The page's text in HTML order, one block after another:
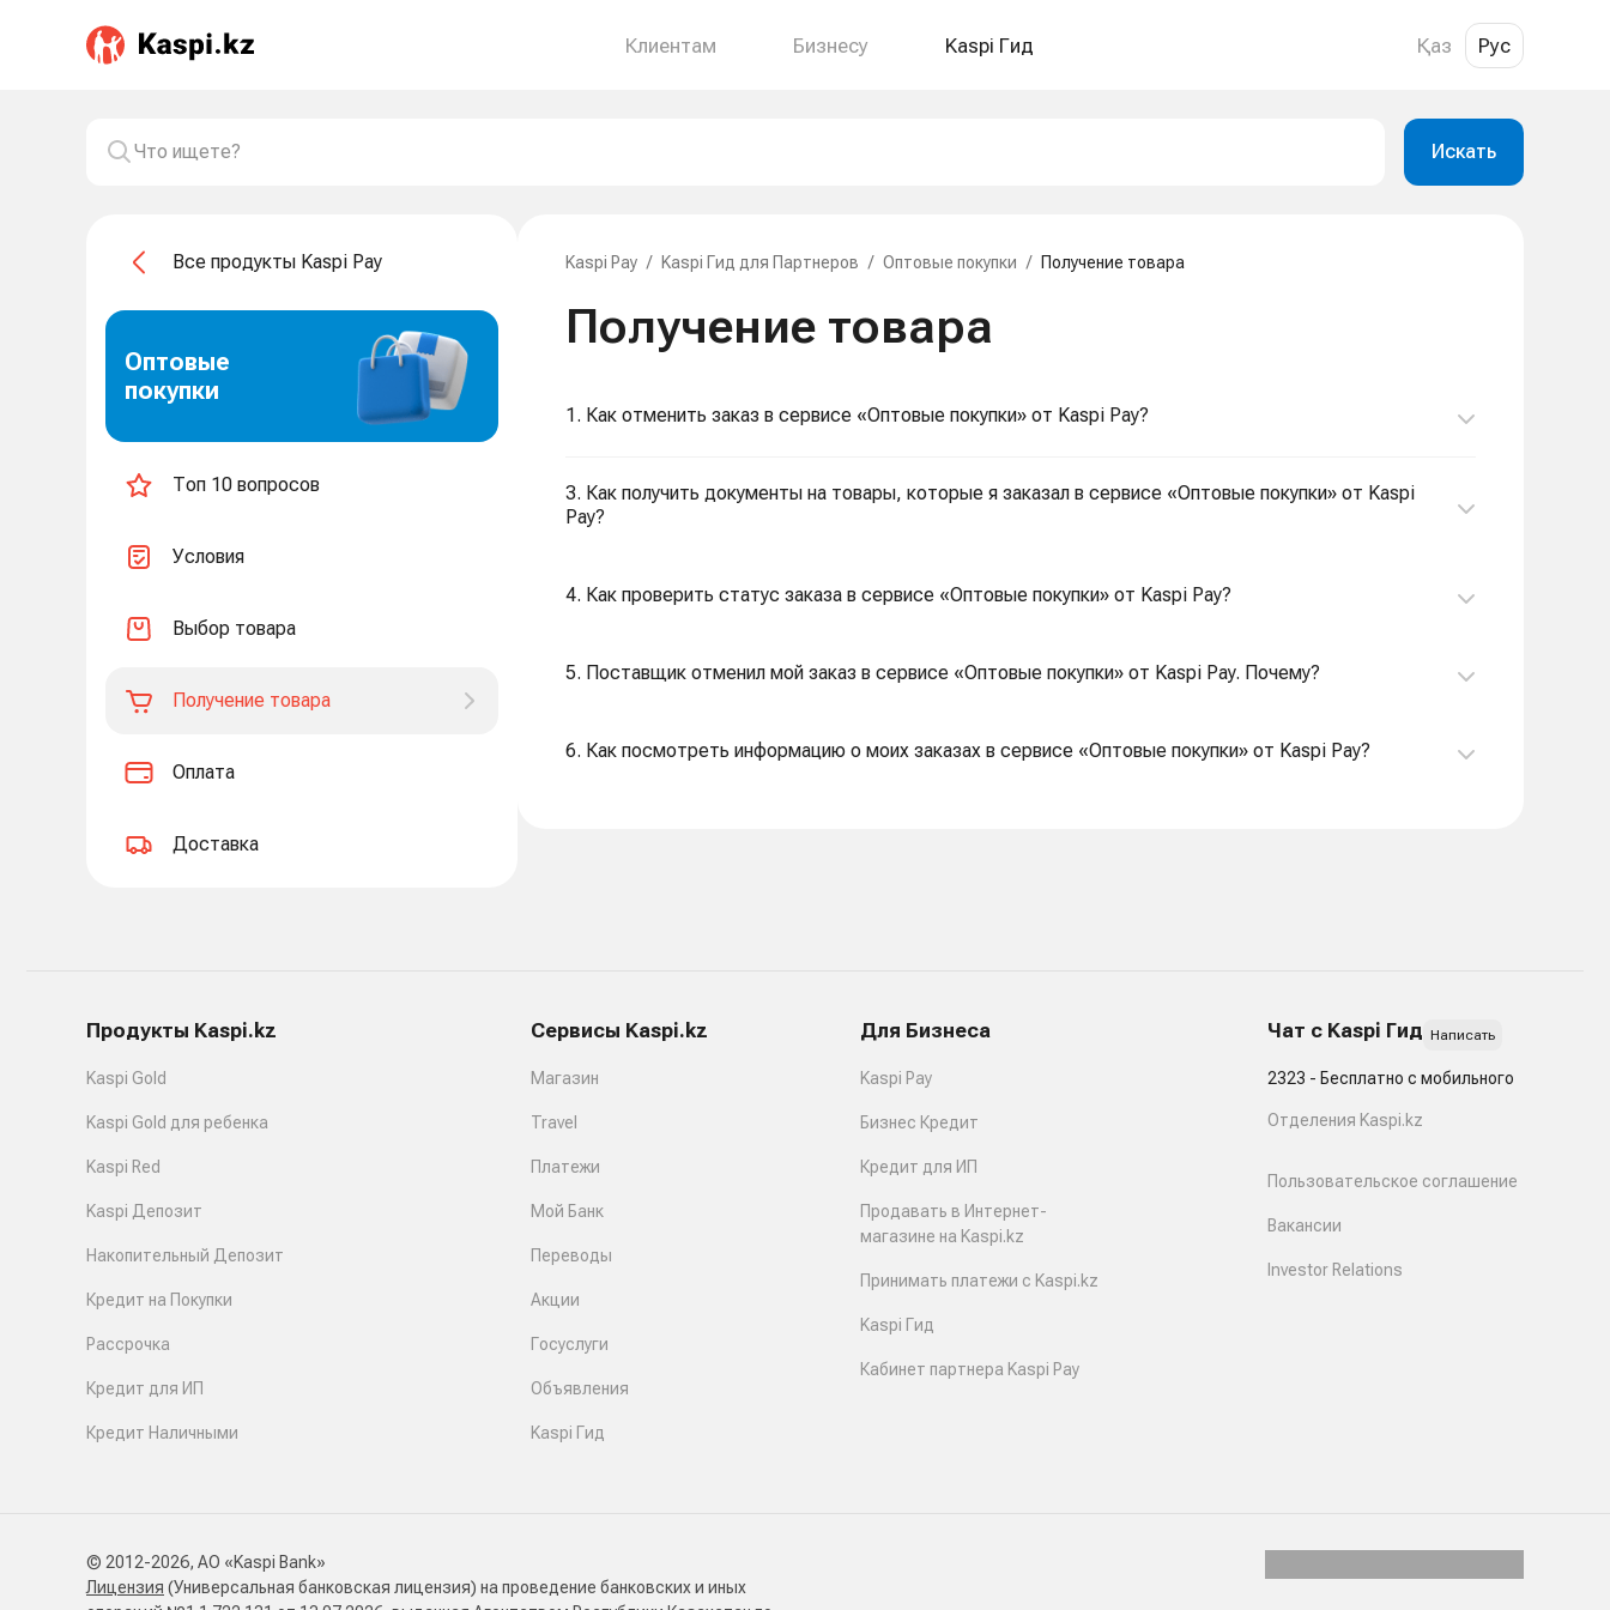
Клиентам Бизнесу Kaspi Гид Қаз Рус
Искать
Все продукты Kaspi Pay
Оптовые
покупки
Топ 10 вопросов
Условия
Выбор товара
Получение товара
Оплата
Доставка
Kaspi Pay / Kaspi Гид для Партнеров / Оптовые покупки / Получение товара
Получение товара
1. Как отменить заказ в сервисе «Оптовые покупки» от Kaspi Pay?
3. Как получить документы на товары, которые я заказал в сервисе «Оптовые покупки» от Kaspi
Pay?
4. Как проверить статус заказа в сервисе «Оптовые покупки» от Kaspi Pay?
5. Поставщик отменил мой заказ в сервисе «Оптовые покупки» от Kaspi Pay. Почему?
6. Как посмотреть информацию о моих заказах в сервисе «Оптовые покупки» от Kaspi Pay?
Продукты Kaspi.kz
Kaspi Gold
Kaspi Gold для ребенка
Kaspi Red
Kaspi Депозит
Накопительный Депозит
Кредит на Покупки
Рассрочка
Кредит для ИП
Кредит Наличными
Сервисы Kaspi.kz
Магазин
Travel
Платежи
Мой Банк
Переводы
Акции
Госуслуги
Объявления
Kaspi Гид
Для Бизнеса
Kaspi Pay
Бизнес Кредит
Кредит для ИП
Продавать в Интернет-
магазине на Kaspi.kz
Принимать платежи с Kaspi.kz
Kaspi Гид
Кабинет партнера Kaspi Pay
Чат с Kaspi Гид Написать
2323 - Бесплатно с мобильного
Отделения Kaspi.kz
Пользовательское соглашение
Вакансии
Investor Relations
© 2012-2026, АО «Kaspi Bank»
Лицензия (Универсальная банковская лицензия) на проведение банковских и иных